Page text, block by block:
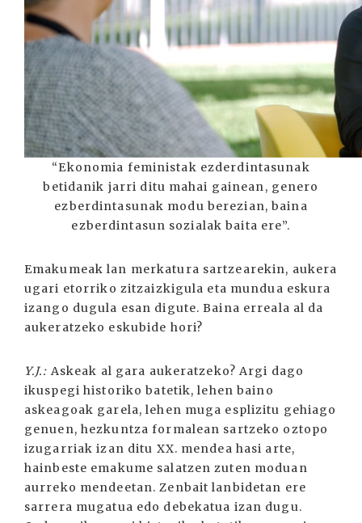
“Ekonomia feministak ezderdintasunak
betidanik jarri ditu mahai gainean, genero
ezberdintasunak modu berezian, baina
ezberdintasun sozialak baita ere”.
Emakumeak lan merkatura sartzearekin, aukera
ugari etorriko zitzaizkigula eta mundua eskura
izango dugula esan digute. Baina erreala al da
aukeratzeko eskubide hori?
Y.J.: Askeak al gara aukeratzeko? Argi dago
ikuspegi historiko batetik, lehen baino
askeagoak garela, lehen muga esplizitu gehiago
genuen, hezkuntza formalean sartzeko oztopo
izugarriak izan ditu XX. mendea hasi arte,
hainbeste emakume salatzen zuten moduan
aurreko mendeetan. Zenbait lanbidetan ere
sarrera mugatua edo debekatua izan dugu.